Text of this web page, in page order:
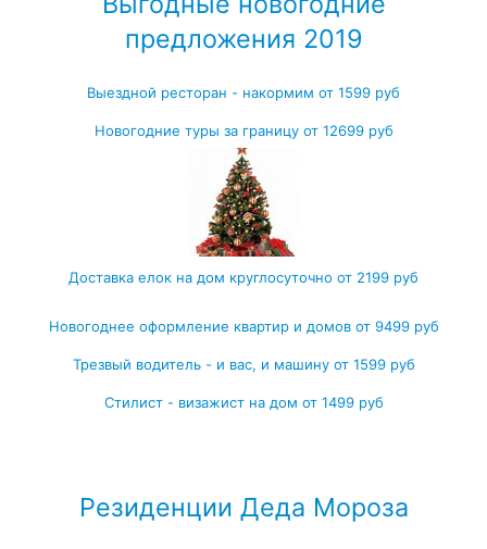
предложения 2019
Выездной ресторан - накормим от 1599 руб
Новогодние туры за границу от 12699 руб
Доставка елок на дом круглосуточно от 2199 руб
Новогоднее оформление квартир и домов от 9499 руб
Трезвый водитель - и вас, и машину от 1599 руб
Стилист - визажист на дом от 1499 руб
Резиденции Деда Мороза